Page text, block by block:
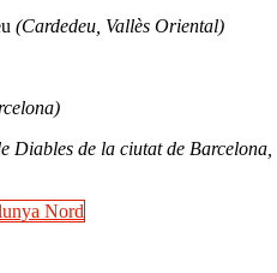
(Cardedeu, Vallès Oriental)
Diables de la ciutat de Barcelona,
Nord